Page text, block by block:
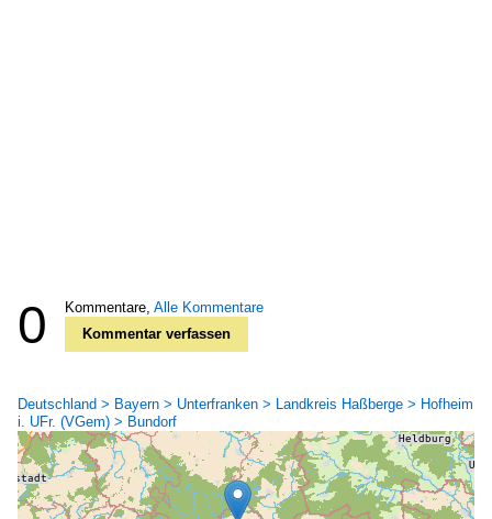
0 Kommentare, Alle Kommentare
Kommentar verfassen
Deutschland > Bayern > Unterfranken > Landkreis Haßberge > Hofheim
i. UFr. (VGem) > Bundorf